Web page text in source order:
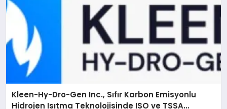
Kleen-Hy-Dro-Gen Inc., Sıfır Karbon Emisyonlu
Hidrojen Isıtma Teknolojisinde ISO ve TSSA